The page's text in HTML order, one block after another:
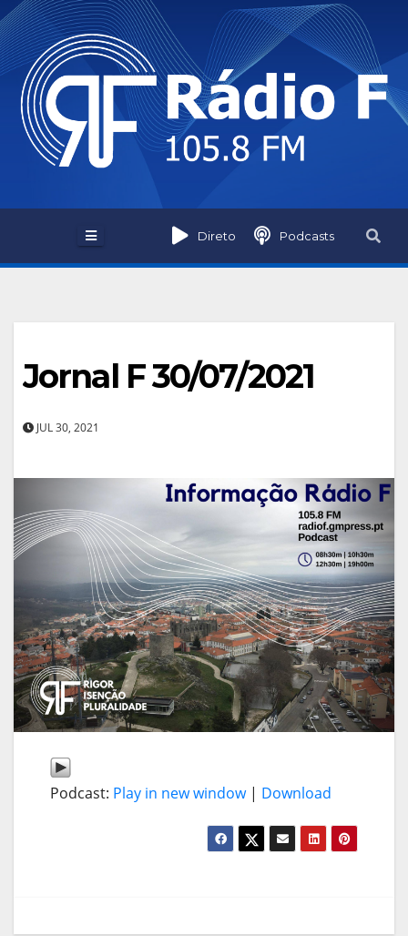
Skip
to
content
Direto Podcasts
Jornal F 30/07/2021
JUL 30, 2021
Podcast: Play in new window| Download